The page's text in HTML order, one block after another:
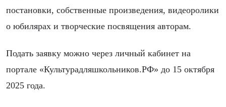
постановки, собственные произведения, видеоролики
о юбилярах и творческие посвящения авторам.
Подать заявку можно через личный кабинет на
портале «Культурадляшкольников.РФ» до 15 октября
2025 года.